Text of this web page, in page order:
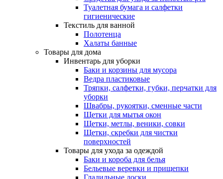
Туалетная бумага и салфетки
гигиенические
Текстиль для ванной
Полотенца
Халаты банные
Товары для дома
Инвентарь для уборки
Баки и корзины для мусора
Ведра пластиковые
Тряпки, салфетки, губки, перчатки для
уборки
Швабры, рукоятки, сменные части
Щетки для мытья окон
Щетки, метлы, веники, совки
Щетки, скребки для чистки
поверхностей
Товары для ухода за одеждой
Баки и короба для белья
Бельевые веревки и прищепки
Гладильные доски